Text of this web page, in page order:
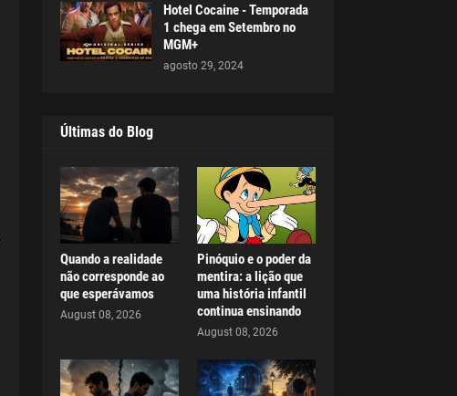
Hotel Cocaine - Temporada
1 chega em Setembro no
MGM+
agosto 29, 2024
Últimas do Blog
Quando a realidade
não corresponde ao
que esperávamos
August 08, 2026
Pinóquio e o poder da
mentira: a lição que
uma história infantil
continua ensinando
August 08, 2026